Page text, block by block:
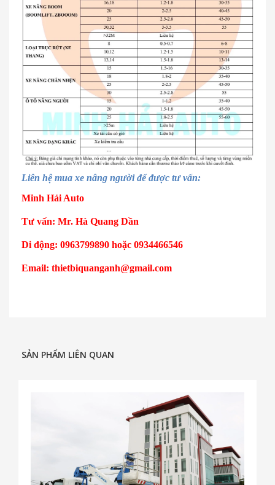
Liên hệ mua xe nâng người để được tư vấn:
Minh Hải Auto
Tư vấn: Mr. Hà Quang Dần
Di động: 0963799890 hoặc 0934466546
Email: thietbiquanganh@gmail.com
SẢN PHẨM LIÊN QUAN